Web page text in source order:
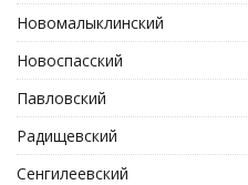
Новомалыклинский
Новоспасский
Павловский
Радищевский
Сенгилеевский